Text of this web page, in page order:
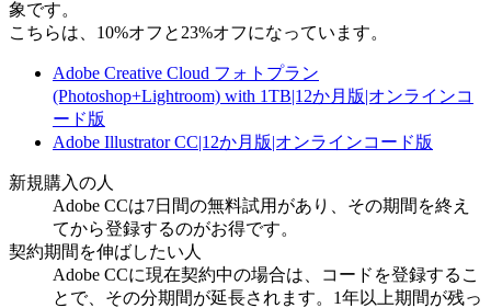
象です。
こちらは、10%オフと23%オフになっています。
Adobe Creative Cloud フォトプラン
(Photoshop+Lightroom) with 1TB|12か月版|オンラインコ
ード版
Adobe Illustrator CC|12か月版|オンラインコード版
新規購入の人
Adobe CCは7日間の無料試用があり、その期間を終え
てから登録するのがお得です。
契約期間を伸ばしたい人
Adobe CCに現在契約中の場合は、コードを登録するこ
とで、その分期間が延長されます。1年以上期間が残っ